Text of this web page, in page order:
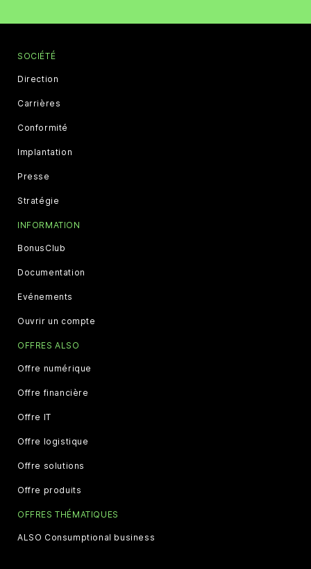
SOCIÉTÉ
Direction
Carrières
Conformité
Implantation
Presse
Stratégie
INFORMATION
BonusClub
Documentation
Evénements
Ouvrir un compte
OFFRES ALSO
Offre numérique
Offre financière
Offre IT
Offre logistique
Offre solutions
Offre produits
OFFRES THÉMATIQUES
ALSO Consumptional business